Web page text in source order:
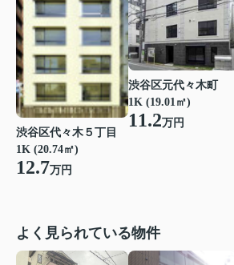
渋谷区代々木５丁目
1K (20.74㎡)
12.7万円
渋谷区元代々木町
1K (19.01㎡)
11.2万円
よく見られている物件